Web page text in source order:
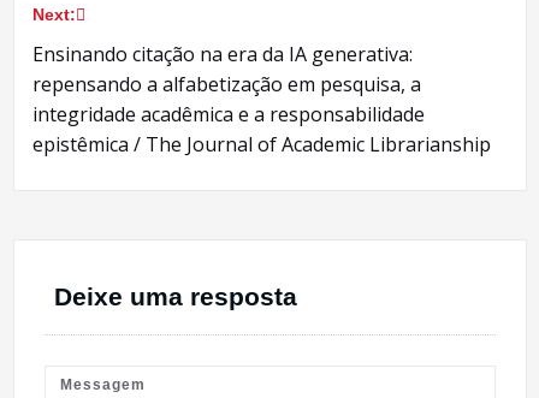
Next:
Ensinando citação na era da IA ​​generativa:
repensando a alfabetização em pesquisa, a
integridade acadêmica e a responsabilidade
epistêmica / The Journal of Academic Librarianship
Deixe uma resposta